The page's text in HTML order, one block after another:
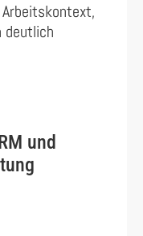
deutlich
und